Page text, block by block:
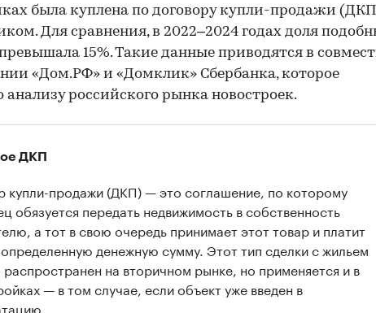
была куплена по договору купли-продажи
Для сравнения, в 2022–2024 годах доля
15%. Такие данные приводятся в
«Дом.РФ» и «Домклик» Сбербанка, которое
анализу российского рынка новостроек.
ДКП
купли-продажи (ДКП) — это соглашение, по которому
обязуется передать недвижимость в собственность
а тот в свою очередь принимает этот товар и платит
денежную сумму. Этот тип сделки с жильем
на вторичном рынке, но применяется и в
— в том случае, если объект уже введен в